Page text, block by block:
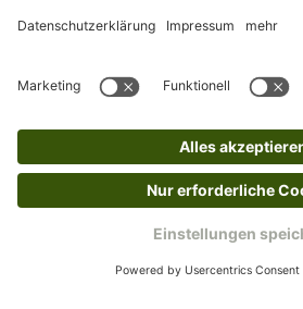
Mehr von uns
Barrierefreiheitserklärung Impressum